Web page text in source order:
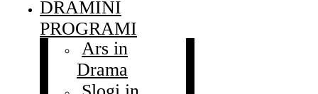
DRAMINI
PROGRAMI
Ars in
Drama